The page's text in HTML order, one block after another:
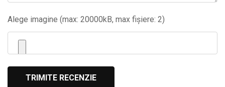
Alege imagine (max: 20000kB, max fișiere: 2)